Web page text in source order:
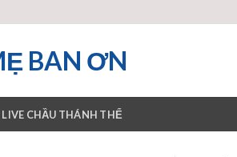
BAN ƠN
LIVE CHẦU THÁNH THỂ